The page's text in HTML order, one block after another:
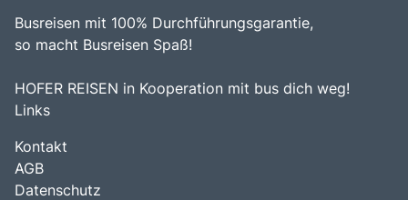
Busreisen mit 100% Durchführungsgarantie,
so macht Busreisen Spaß!
HOFER REISEN in Kooperation mit bus dich weg!
Links
Kontakt
AGB
Datenschutz